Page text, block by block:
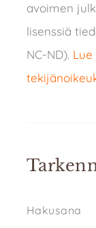
avoimen
lisenssiä
NC-ND). Lue
Hakusana